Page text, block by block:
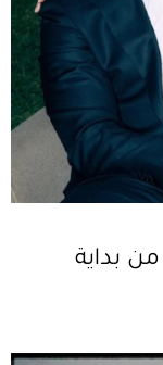
بداية